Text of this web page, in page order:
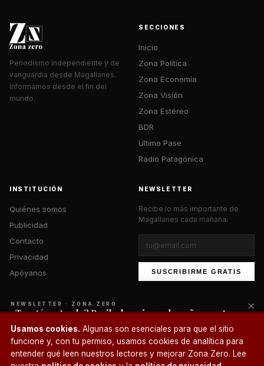
Periodismo independiente y de
vanguardia desde Magallanes.
Informamos desde el fin del
mundo.
SECCIONES
Inicio
Zona Política
Zona Economía
Zona Visión
Zona Estéreo
BDR
Último Pase
Radio Patagónica
INSTITUCIÓN
Quiénes somos
Publicidad
Contacto
Privacidad
Apóyanos
NEWSLETTER
Recibe lo más importante de
Magallanes cada mañana.
SUSCRIBIRME GRATIS
© 2026 Zona Zero Media. Todos los derechos reservados.
Usamos cookies. Algunas son esenciales para que el sitio
funcione y, con tu permiso, usamos cookies de analítica para
entender qué leen nuestros lectores y mejorar Zona Zero. Lee
¿Un café?
NEWSLETTER · ZONA ZERO
¿Te está gustando? Recibe lo mejor cada mañana en tu
correo.
SUSCRIBIRME
×